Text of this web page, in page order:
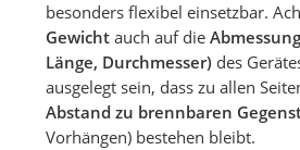
besonders flexibel einsetzbar.
Gewicht auch auf die
Länge, Durchmesser) des
ausgelegt sein, dass zu allen
Abstand zu brennbaren
Vorhängen) bestehen bleibt.